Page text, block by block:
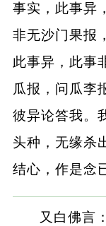
事实，此事异
非无沙门果报
此事异，此事
瓜报，问瓜李
彼异论答我。
头种，无缘杀
结心，作是念
又白佛言